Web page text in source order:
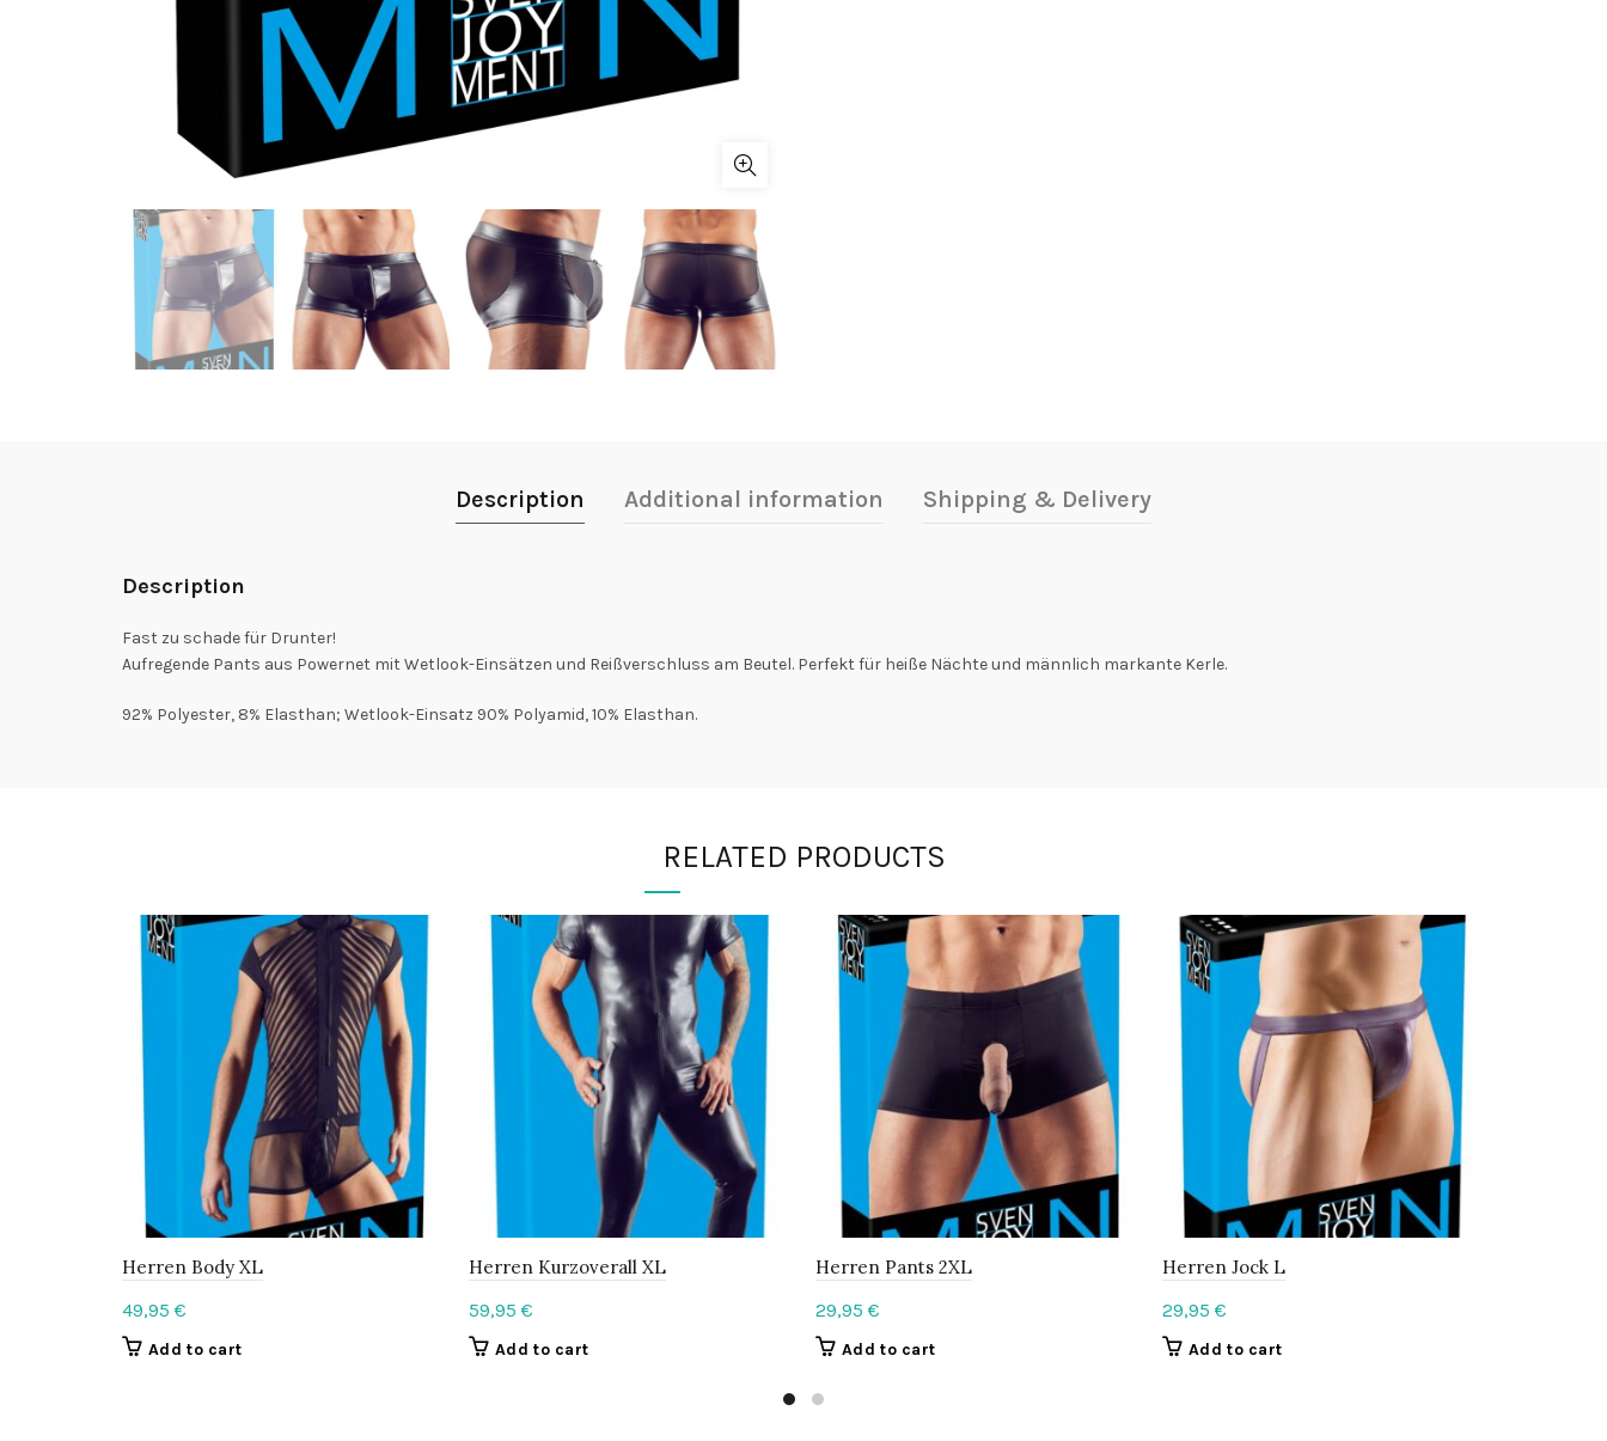
Description Additional information Shipping & Delivery
Description
Fast zu schade für Drunter!
Aufregende Pants aus Powernet mit Wetlook-Einsätzen und Reißverschluss am Beutel. Perfekt für heiße Nächte und männlich markante Kerle.
92% Polyester, 8% Elasthan; Wetlook-Einsatz 90% Polyamid, 10% Elasthan.
RELATED PRODUCTS
Herren Body XL
49,95 €
Add to cart
Herren Kurzoverall XL
59,95 €
Add to cart
Herren Pants 2XL
29,95 €
Add to cart
Herren Jock L
29,95 €
Add to cart